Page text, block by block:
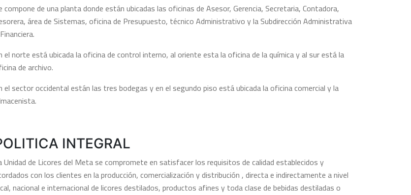
compone de una planta donde están ubicadas las oficinas de Asesor, Gerencia, Secretaria, Contadora,
área de Sistemas, oficina de Presupuesto, técnico Administrativo y la Subdirección Administrativa
el norte está ubicada la oficina de control interno, al oriente esta la oficina de la química y al sur está la
de archivo.
el sector occidental están las tres bodegas y en el segundo piso está ubicada la oficina comercial y la
INTEGRAL
Unidad de Licores del Meta se compromete en satisfacer los requisitos de calidad establecidos y
con los clientes en la producción, comercialización y distribución , directa e indirectamente a nivel
nacional e internacional de licores destilados, productos afines y toda clase de bebidas destiladas o